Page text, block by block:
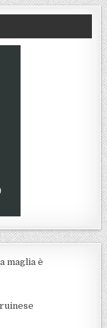
maglia è